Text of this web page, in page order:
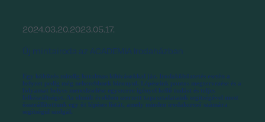
2024.03.20.2023.05.17.
Új mintairoda az ACADEMIA Irodaházban
Egy költözés mindig hatalmas kihívásokkal jár. Irodaköltöztetés esetén a
helyzet pedig még nehezebbnek bizonyul. Lépéseink pontos megtervezése és a
folyamat helyes menedzselése egyszerre igényel kellő tudást és teljes
felkészültséget. Az elmúlt években szerzett tapasztalataink segítségével most
összeállítottunk egy öt lépéses listát, amely minden irodakereső számára
segítségül szolgál.